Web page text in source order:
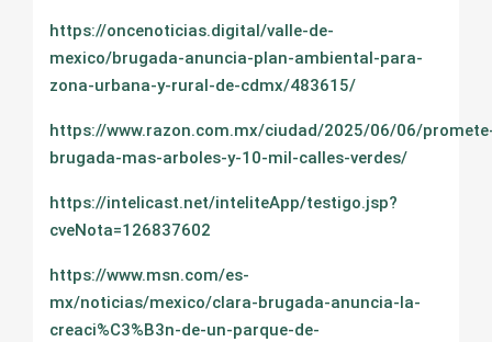
https://oncenoticias.digital/valle-de-
mexico/brugada-anuncia-plan-ambiental-para-
zona-urbana-y-rural-de-cdmx/483615/
https://www.razon.com.mx/ciudad/2025/06/06/
brugada-mas-arboles-y-10-mil-calles-verdes/
https://intelicast.net/inteliteApp/testigo.jsp?
cveNota=126837602
https://www.msn.com/es-
mx/noticias/mexico/clara-brugada-anuncia-la-
creaci%C3%B3n-de-un-parque-de-